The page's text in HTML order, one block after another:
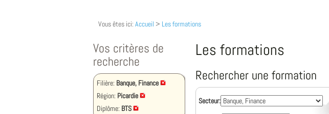
Vous êtes ici: Accueil > Les formations
Vos critères de
recherche
Filière: Banque, Finance
Région: Picardie
Diplôme: BTS
Les formations
Rechercher une formation
Secteur: